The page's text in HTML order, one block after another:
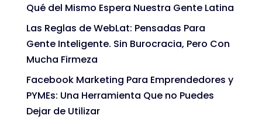
Qué del Mismo Espera Nuestra Gente Latina
Las Reglas de WebLat: Pensadas Para
Gente Inteligente. Sin Burocracia, Pero Con
Mucha Firmeza
Facebook Marketing Para Emprendedores y
PYMEs: Una Herramienta Que no Puedes
Dejar de Utilizar